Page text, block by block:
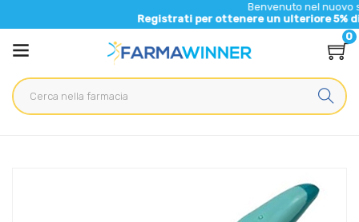
Benvenuto nel nuovo sito di
Registrati per ottenere un ulteriore 5% di sconto
0